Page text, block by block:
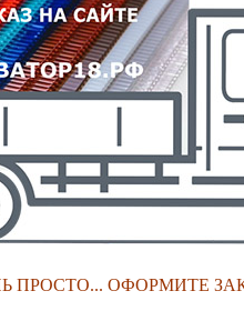
ПРОСТО... ОФОРМИТЕ